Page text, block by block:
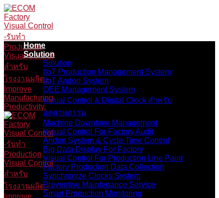
Skip
to
content
Home
Solution
Solution
IIoT Production Management System
IIoT Andon System
OEE Management System
Visual Control & Digital Clock สำหรับ
อุตสาหกรรม
Machine Downtime Management
Visual Control For Factory Audit
Andon System & Cycle Time Control
Big Data Display For Factory
Visual Control For Production Line Paint
Factory Production Data Collection
Synchronize Clocks System
Preventive Maintenance Service
Smart Production Monitoring